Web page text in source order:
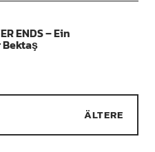
ENDS – Ein
ÄLTERE